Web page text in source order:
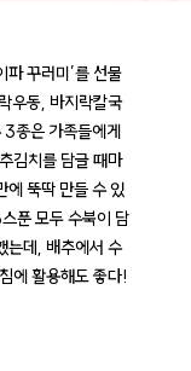
파 꾸러미’를 선물
우동, 바지락칼국
3종은 가족들에게
김치를 담글 때마
에 뚝딱 만들 수 있
푼 모두 수북이 담
는데, 배추에서 수
에 활용해도 좋다!